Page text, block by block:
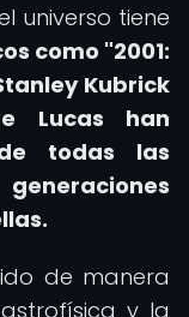
universo tiene
como "2001:
Kubrick
Lucas han
todas las
de manera
y la